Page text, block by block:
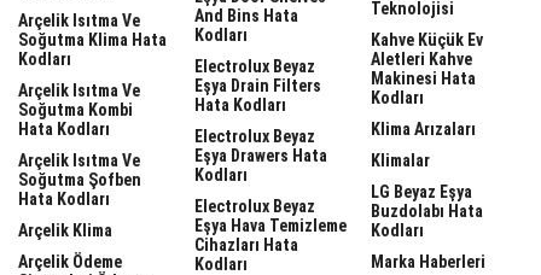
Arçelik Isıtma Ve
Soğutma Klima Hata
Kodları
Arçelik Isıtma Ve
Soğutma Kombi
Hata Kodları
Arçelik Isıtma Ve
Soğutma Şofben
Hata Kodları
Arçelik Klima
Arçelik Ödeme
And Bins Hata
Kodları
Electrolux Beyaz
Eşya Drain Filters
Hata Kodları
Electrolux Beyaz
Eşya Drawers Hata
Kodları
Electrolux Beyaz
Eşya Hava Temizleme
Cihazları Hata
Kodları
Teknolojisi
Kahve Küçük Ev
Aletleri Kahve
Makinesi Hata
Kodları
Klima Arızaları
Klimalar
LG Beyaz Eşya
Buzdolabı Hata
Kodları
Marka Haberleri